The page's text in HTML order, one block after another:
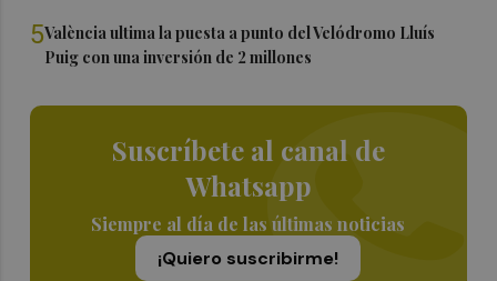
5València ultima la puesta a punto del Velódromo Lluís
Puig con una inversión de 2 millones
Suscríbete al canal de
Whatsapp
Siempre al día de las últimas noticias
¡Quiero suscribirme!